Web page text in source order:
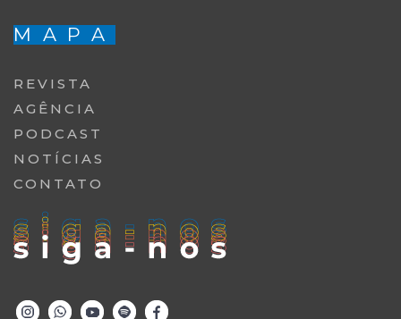
MAPA
REVISTA
AGÊNCIA
PODCAST
NOTÍCIAS
CONTATO